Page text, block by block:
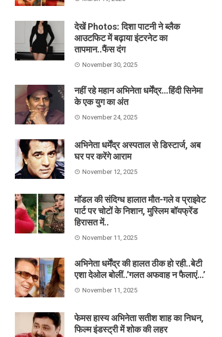
देखें Photos: दिशा पाटनी ने ब्लैक
आउटफिट में बढ़ाया इंटरनेट का
तापमान..फैंस दंग
November 30, 2025
नहीं रहे महान अभिनेता धर्मेंद्र…हिंदी सिनेमा
के एक युग का अंत
November 24, 2025
अभिनेता धर्मेंद्र अस्पताल से डिस्टार्ज, अब
घर पर करेंगे आराम
November 12, 2025
मॉडल की संदिग्ध हालात मौत-गले व प्राइवेट
पार्ट पर चोटों के निशान, मुस्लिम बॉयफ्रेंड
हिरासत में..
November 11, 2025
अभिनेता धर्मेंद्र की हालत ठीक हो रही..बेटी
एशा देओल बोलीं..’गलत अफवाह न फैलाएं…’
November 11, 2025
फेमस हास्य अभिनेता सतीश शाह का निधन,
फिल्म इंडस्ट्री में शोक की लहर